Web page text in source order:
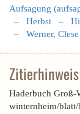
Aufsagung
– Herbst –
– Werner, Clese
Zitierhinweis
Haderbuch Groß-
winternheim/